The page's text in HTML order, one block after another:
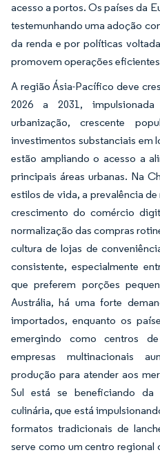
acesso a portos. Os países da
testemunhando uma adoção
da renda e por políticas
promovem operações
A região Ásia-Pacífico deve
2026 a 2031,
urbanização, crescente
investimentos substanciais em
estão ampliando o acesso a
principais áreas urbanas. Na
estilos de vida, a prevalência
crescimento do comércio
normalização das compras
cultura de lojas de
consistente, especialmente
que preferem porções
Austrália, há uma forte
importados, enquanto os
emergindo como centros
empresas multinacionais
produção para atender aos
Sul está se beneficiando da
culinária, que está
formatos tradicionais de
serve como um centro